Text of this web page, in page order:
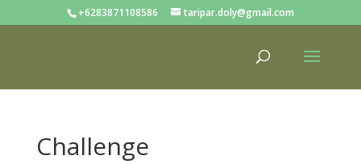
+6283871108586 taripar.doly@gmail.com
Challenge